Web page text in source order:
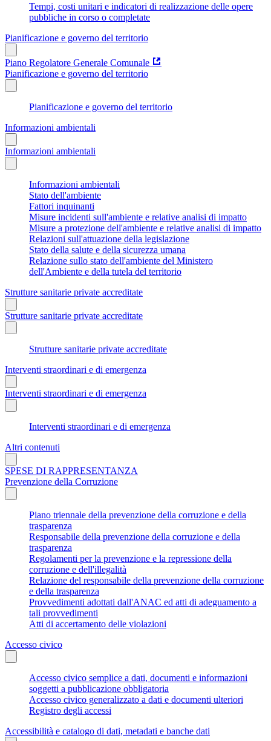
Tempi, costi unitari e indicatori di realizzazione delle opere
pubbliche in corso o completate
Pianificazione e governo del territorio
Piano Regolatore Generale Comunale
Pianificazione e governo del territorio
Pianificazione e governo del territorio
Informazioni ambientali
Informazioni ambientali
Informazioni ambientali
Stato dell'ambiente
Fattori inquinanti
Misure incidenti sull'ambiente e relative analisi di impatto
Misure a protezione dell'ambiente e relative analisi di impatto
Relazioni sull'attuazione della legislazione
Stato della salute e della sicurezza umana
Relazione sullo stato dell'ambiente del Ministero
dell'Ambiente e della tutela del territorio
Strutture sanitarie private accreditate
Strutture sanitarie private accreditate
Strutture sanitarie private accreditate
Interventi straordinari e di emergenza
Interventi straordinari e di emergenza
Interventi straordinari e di emergenza
Altri contenuti
SPESE DI RAPPRESENTANZA
Prevenzione della Corruzione
Piano triennale della prevenzione della corruzione e della
trasparenza
Responsabile della prevenzione della corruzione e della
trasparenza
Regolamenti per la prevenzione e la repressione della
corruzione e dell'illegalità
Relazione del responsabile della prevenzione della corruzione
e della trasparenza
Provvedimenti adottati dall'ANAC ed atti di adeguamento a
tali provvedimenti
Atti di accertamento delle violazioni
Accesso civico
Accesso civico semplice a dati, documenti e informazioni
soggetti a pubblicazione obbligatoria
Accesso civico generalizzato a dati e documenti ulteriori
Registro degli accessi
Accessibilità e catalogo di dati, metadati e banche dati